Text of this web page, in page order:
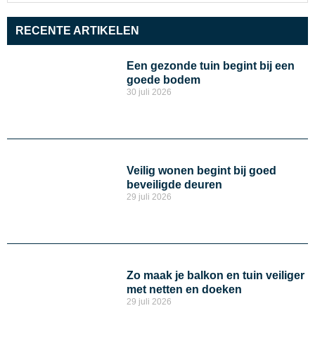
RECENTE ARTIKELEN
Een gezonde tuin begint bij een
goede bodem
30 juli 2026
Veilig wonen begint bij goed
beveiligde deuren
29 juli 2026
Zo maak je balkon en tuin veiliger
met netten en doeken
29 juli 2026